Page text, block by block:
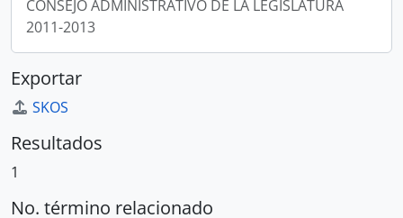
CONSEJO ADMINISTRATIVO DE LA LEGISLATURA
2011-2013
Exportar
SKOS
Resultados
1
No. término relacionado